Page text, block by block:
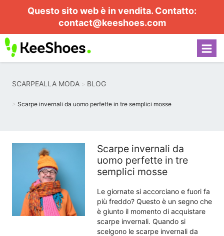
Questo sito web è in vendita. Contatto:
contact@keeshoes.com
SCARPEALLA MODA BLOG
Scarpe invernali da uomo perfette in tre semplici mosse
Scarpe invernali da
uomo perfette in tre
semplici mosse
Le giornate si accorciano e fuori fa
più freddo? Questo è un segno che
è giunto il momento di acquistare
scarpe invernali. Quando si
scelgono le scarpe invernali da